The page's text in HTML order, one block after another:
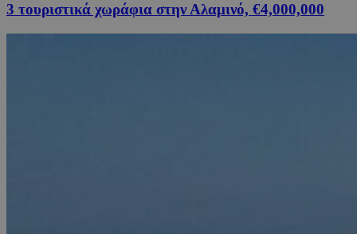
3 τουριστικά χωράφια στην Αλαμινό, €4,000,000